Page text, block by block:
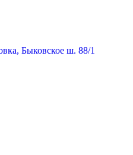
Быковское ш. 88/1